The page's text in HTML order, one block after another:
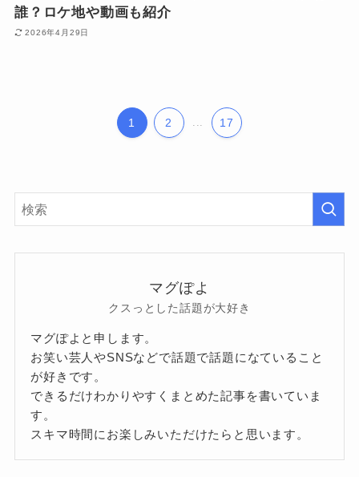
誰？ロケ地や動画も紹介
2026年4月29日
1 2 17
マグぽよ
クスっとした話題が大好き
マグぽよと申します。
お笑い芸人やSNSなどで話題で話題になていること
が好きです。
できるだけわかりやすくまとめた記事を書いていま
す。
スキマ時間にお楽しみいただけたらと思います。